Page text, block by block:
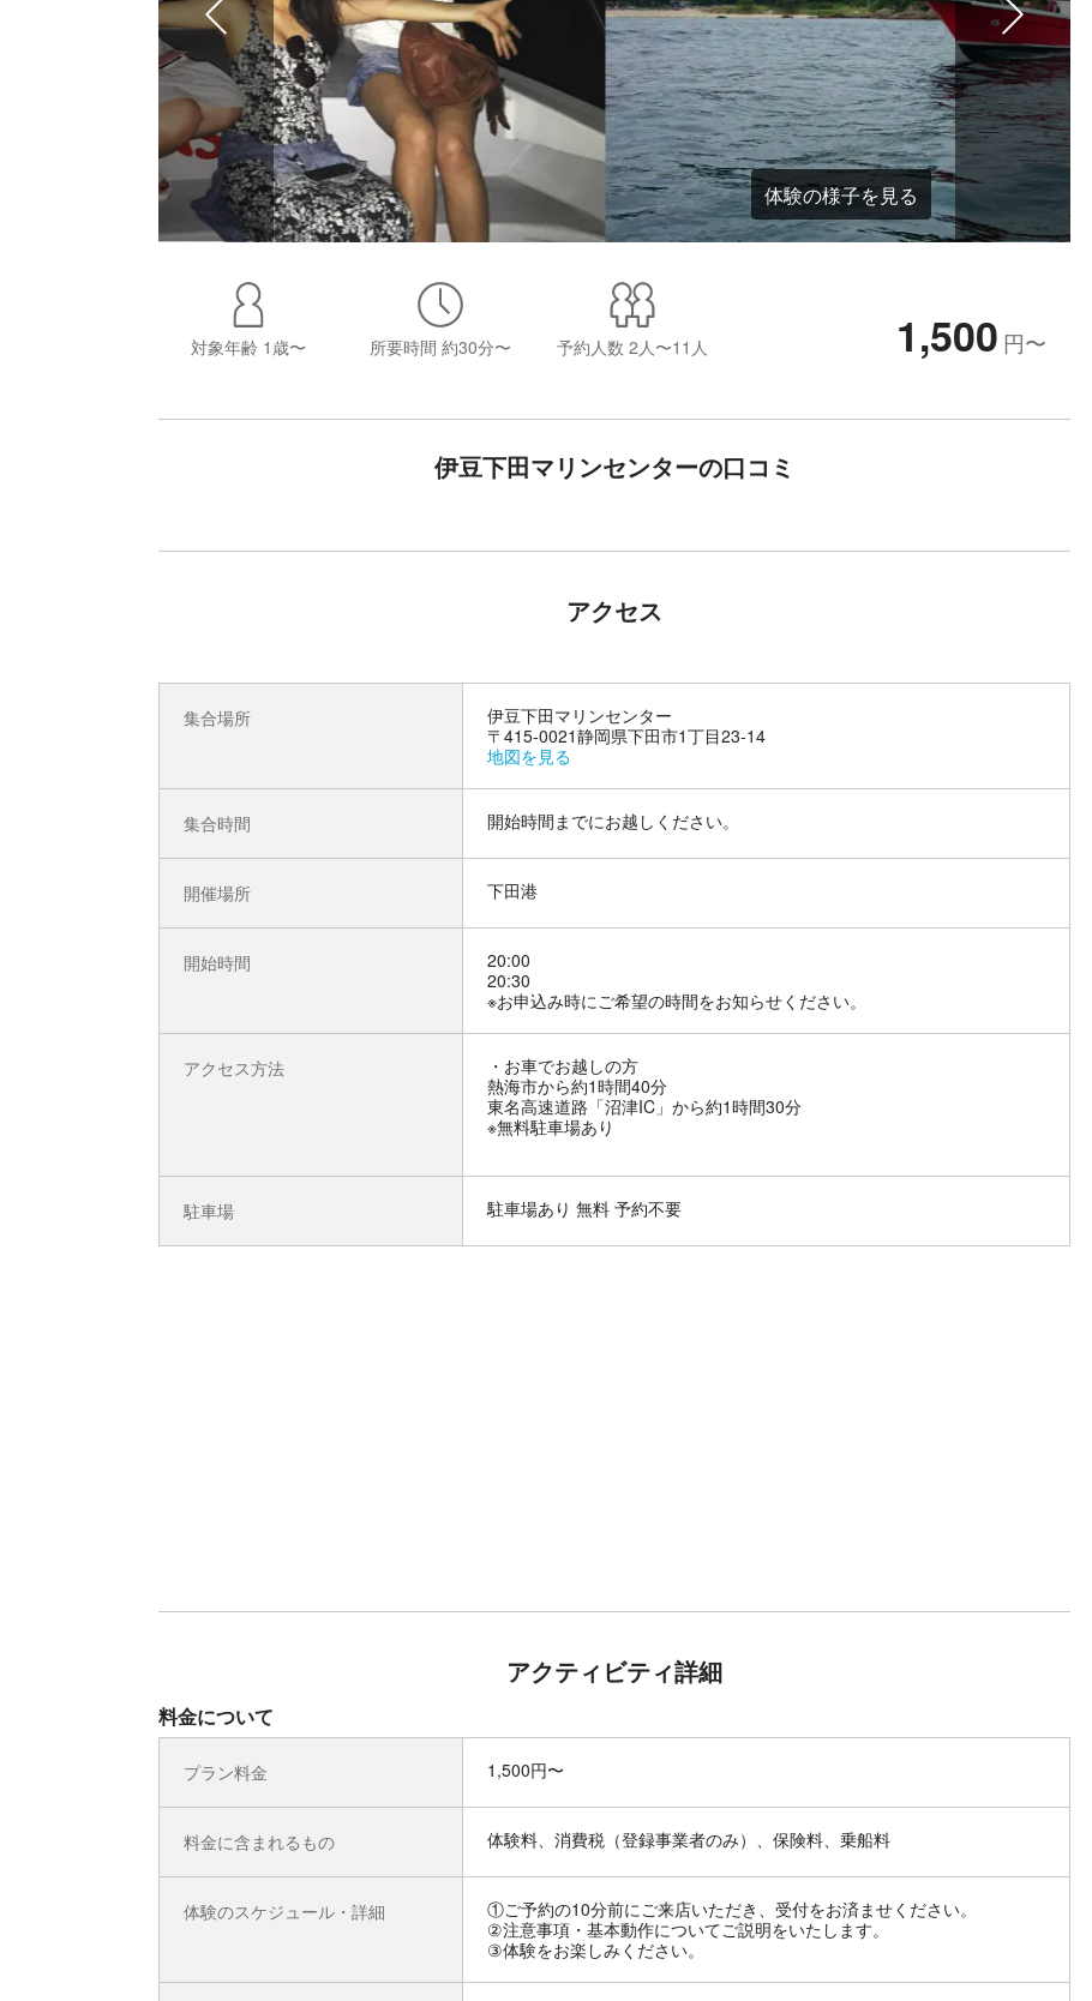
体験の様子を見る
対象年齢 1歳〜 所要時間 約30分〜 予約人数 2人〜11人 1,500 円〜
伊豆下田マリンセンターの口コミ
アクセス
集合場所
伊豆下田マリンセンター
〒415-0021静岡県下田市1丁目23-14
地図を見る
集合時間 開始時間までにお越しください。
開催場所 下田港
開始時間
20:00
20:30
※お申込み時にご希望の時間をお知らせください。
アクセス方法
お車でお越しの方
熱海市から約1時間40分
東名高速道路「沼津IC」から約1時間30分
※無料駐車場あり
駐車場 駐車場あり 無料 予約不要
アクティビティ詳細
料金について
プラン料金 1,500円〜
料金に含まれるもの 体験料、消費税（登録事業者のみ）、保険料、乗船料
体験のスケジュール・詳細
①ご予約の10分前にご来店いただき、受付をお済ませください。
②注意事項・基本動作についてご説明をいたします。
③体験をお楽しみください。